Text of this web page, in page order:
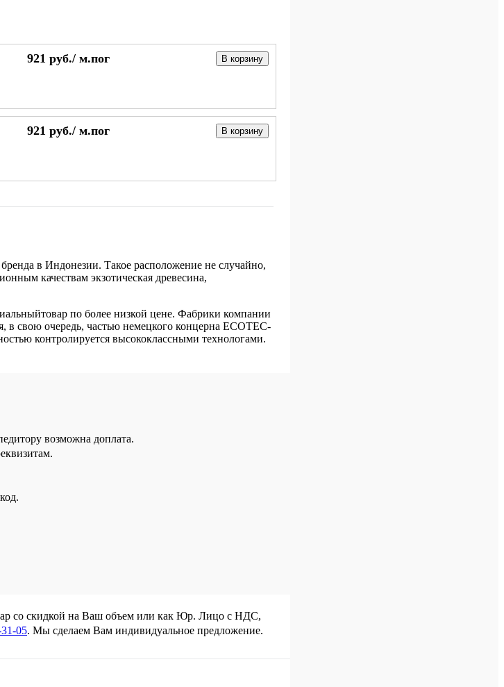
921 руб./ м.пог В корзину
921 руб./ м.пог В корзину
в Индонезии. Такое расположение не случайно,
качествам экзотическая древесина,
по более низкой цене. Фабрики компании
свою очередь, частью немецкого концерна ECOTEC-
контролируется высококлассными технологами.
возможна доплата.
со скидкой на Ваш объем или как Юр. Лицо с НДС,
05. Мы сделаем Вам индивидуальное предложение.